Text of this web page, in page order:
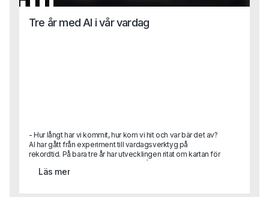
Tre år med AI i vår vardag
- Hur långt har vi kommit, hur kom vi hit och var bär det av?
AI har gått från experiment till vardagsverktyg på
rekordtid. På bara tre år har utvecklingen ritat om kartan för
samhället. Hur hamnade vi här, vad har egentligen hänt
Läs mer